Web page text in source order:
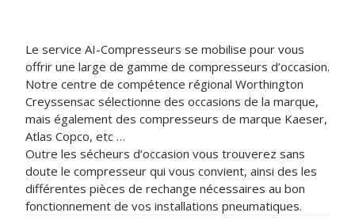
Le service AI-Compresseurs se mobilise pour vous
offrir une large de gamme de compresseurs d’occasion.
Notre centre de compétence régional Worthington
Creyssensac sélectionne des occasions de la marque,
mais également des compresseurs de marque Kaeser,
Atlas Copco, etc …
Outre les sécheurs d’occasion vous trouverez sans
doute le compresseur qui vous convient, ainsi des les
différentes pièces de rechange nécessaires au bon
fonctionnement de vos installations pneumatiques.